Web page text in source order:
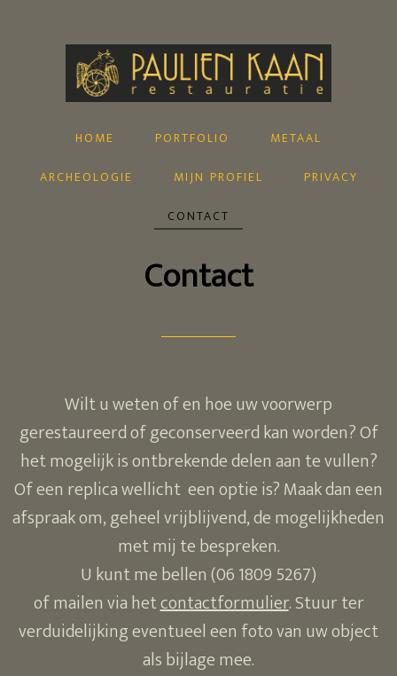
home portfolio
metaal
archeologie
mijn profiel
privacy
contact
Contact
Wilt u weten of en hoe uw voorwerp
gerestaureerd of geconserveerd kan worden? Of
het mogelijk is ontbrekende delen aan te vullen?
Of een replica wellicht een optie is? Maak dan een
afspraak om, geheel vrijblijvend, de mogelijkheden
met mij te bespreken.
U kunt me bellen (06 1809 5267)
of mailen via hetcontactformulier. Stuur ter
verduidelijking eventueel een foto van uw object
als bijlage mee.